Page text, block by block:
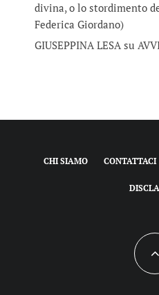
divina, o lo stordimento
Federica Giordano)
GIUSEPPINA LESAsu
CHI SIAMO CONTATTACI